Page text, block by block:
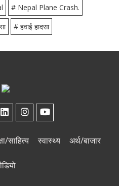
# Nepal Plane Crash.
# हवाई हादसा
साहित्य स्वास्थ्य अर्थ/बाजार